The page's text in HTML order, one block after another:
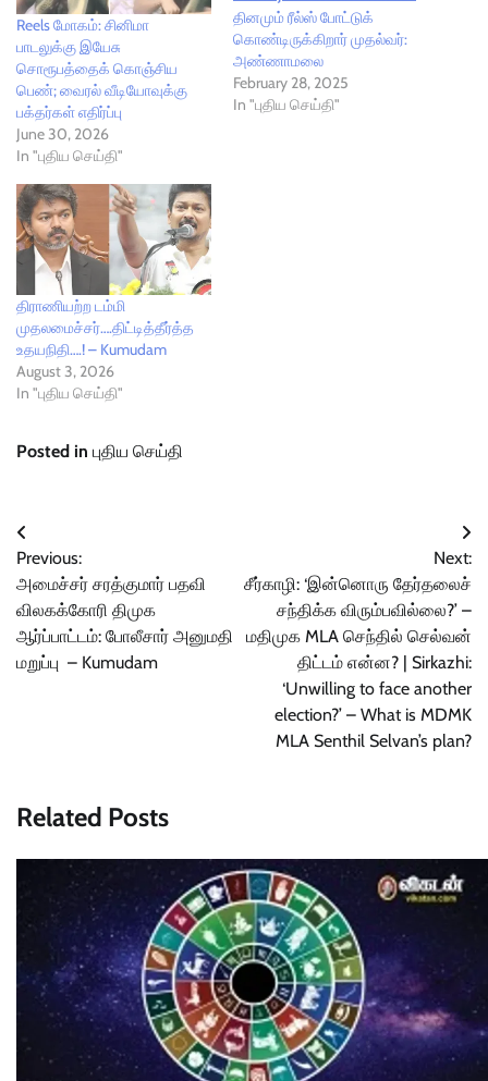
Reels மோகம்: சினிமா
பாடலுக்கு இயேசு
சொரூபத்தைக் கொஞ்சிய
பெண்; வைரல் வீடியோவுக்கு
பக்தர்கள் எதிர்ப்பு
June 30, 2026
In "புதிய செய்தி"
தினமும் ரீல்ஸ் போட்டுக்
கொண்டிருக்கிறார் முதல்வர்:
அண்ணாமலை
February 28, 2025
In "புதிய செய்தி"
திராணியற்ற டம்மி
முதலமைச்சர்….திட்டித்தீர்த்த
உதயநிதி….! – Kumudam
August 3, 2026
In "புதிய செய்தி"
Posted in புதிய செய்தி
Post
navigation
Previous:
அமைச்சர் சரத்குமார் பதவி
விலகக்கோரி திமுக
ஆர்ப்பாட்டம்: போலீசார் அனுமதி
மறுப்பு – Kumudam
Next:
சீர்காழி: ‘இன்னொரு தேர்தலைச்
சந்திக்க விரும்பவில்லை?’ –
மதிமுக MLA செந்தில் செல்வன்
திட்டம் என்ன? | Sirkazhi:
‘Unwilling to face another
election?’ – What is MDMK
MLA Senthil Selvan’s plan?
Related Posts